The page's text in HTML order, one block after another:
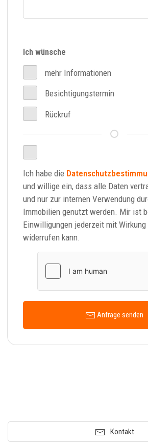
Ich wünsche
mehr Informationen
Besichtigungstermin
Rückruf
Ich habe die
und willige ein, dass alle Daten
und nur zur internen Verwendung
Immobilien genutzt werden. Mir ist
Einwilligungen jederzeit mit
widerrufen kann.
Anfrage senden
Kontakt